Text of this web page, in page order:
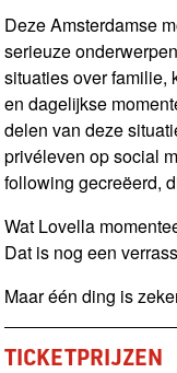
Deze Amsterdamse
serieuze
situaties over familie,
en dagelijkse
delen van deze
privéleven op social
following gecreëerd,
Wat Lovella
Dat is nog een
Maar één ding is
TICKETPRIJZEN